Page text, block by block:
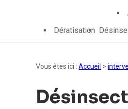
Dératisation
Vous êtes ici :Accueil >